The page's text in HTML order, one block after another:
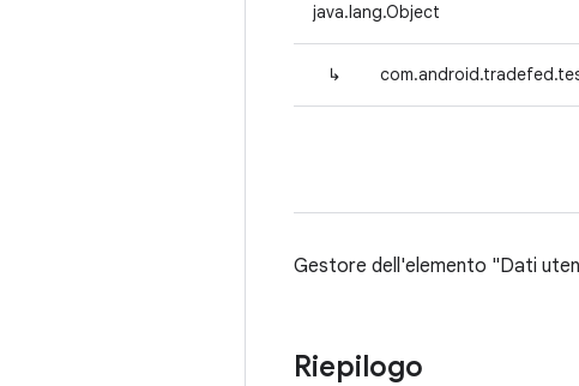
java.lang.Object
↳
Gestore dell'elemento "Dati
Riepilogo